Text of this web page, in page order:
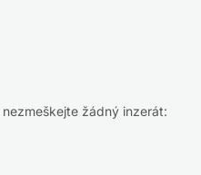
žádný inzerát: